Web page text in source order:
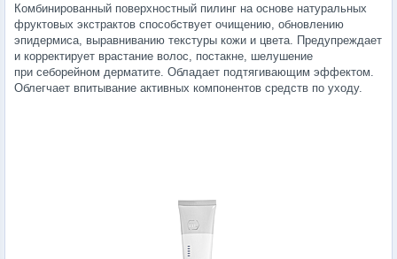
Комбинированный поверхностный пилинг на основе натуральных
фруктовых экстрактов способствует очищению, обновлению
эпидермиса, выравниванию текстуры кожи и цвета. Предупреждает
и корректирует врастание волос, постакне, шелушение
при себорейном дерматите. Обладает подтягивающим эффектом.
Облегчает впитывание активных компонентов средств по уходу.